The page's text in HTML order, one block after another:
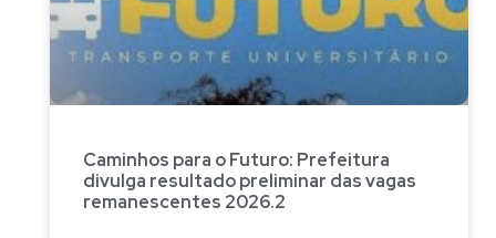
Caminhos para o Futuro: Prefeitura
divulga resultado preliminar das vagas
remanescentes 2026.2